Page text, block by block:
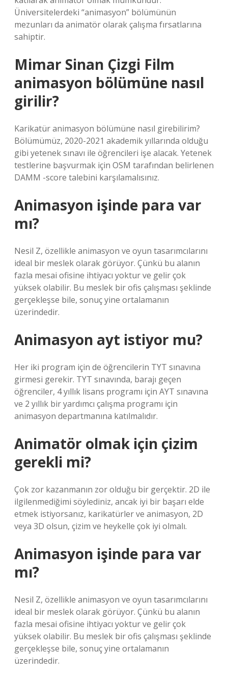
Üniversitelerdeki “animasyon” bölümünün
mezunları da animatör olarak çalışma fırsatlarına
sahiptir.
Mimar Sinan Çizgi Film
animasyon bölümüne nasıl
girilir?
Karikatür animasyon bölümüne nasıl girebilirim?
Bölümümüz, 2020-2021 akademik yıllarında olduğu
gibi yetenek sınavı ile öğrencileri işe alacak. Yetenek
testlerine başvurmak için OSM tarafından belirlenen
DAMM -score talebini karşılamalısınız.
Animasyon işinde para var
mı?
Nesil Z, özellikle animasyon ve oyun tasarımcılarını
ideal bir meslek olarak görüyor. Çünkü bu alanın
fazla mesai ofisine ihtiyacı yoktur ve gelir çok
yüksek olabilir. Bu meslek bir ofis çalışması şeklinde
gerçekleşse bile, sonuç yine ortalamanın
üzerindedir.
Animasyon ayt istiyor mu?
Her iki program için de öğrencilerin TYT sınavına
girmesi gerekir. TYT sınavında, barajı geçen
öğrenciler, 4 yıllık lisans programı için AYT sınavına
ve 2 yıllık bir yardımcı çalışma programı için
animasyon departmanına katılmalıdır.
Animatör olmak için çizim
gerekli mi?
Çok zor kazanmanın zor olduğu bir gerçektir. 2D ile
ilgilenmediğimi söylediniz, ancak iyi bir başarı elde
etmek istiyorsanız, karikatürler ve animasyon, 2D
veya 3D olsun, çizim ve heykelle çok iyi olmalı.
Animasyon işinde para var
mı?
Nesil Z, özellikle animasyon ve oyun tasarımcılarını
ideal bir meslek olarak görüyor. Çünkü bu alanın
fazla mesai ofisine ihtiyacı yoktur ve gelir çok
yüksek olabilir. Bu meslek bir ofis çalışması şeklinde
gerçekleşse bile, sonuç yine ortalamanın
üzerindedir.